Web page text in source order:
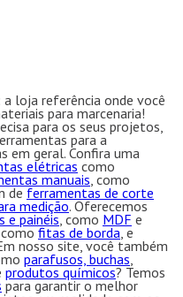
loja referência onde você
para marcenaria!
para os seus projetos,
para a
em geral. Confira uma
elétricas como
manuais, como
de ferramentas de corte
medição. Oferecemos
e painéis, como MDF e
fitas de borda, e
nosso site, você também
parafusos, buchas,
produtos químicos? Temos
para garantir o melhor